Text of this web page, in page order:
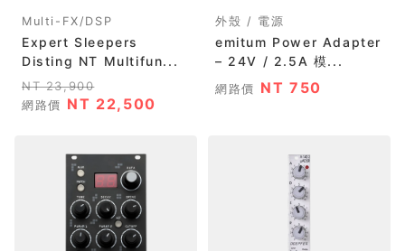
Multi-FX/DSP
Expert Sleepers
Disting NT Multifun...
NT 23,900
網路價 NT 22,500
外殼 / 電源
emitum Power Adapter
– 24V / 2.5A 模...
網路價 NT 750